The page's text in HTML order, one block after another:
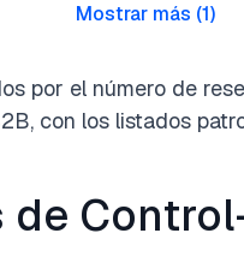
Mostrar más (1)
por el número de
con los listados
de